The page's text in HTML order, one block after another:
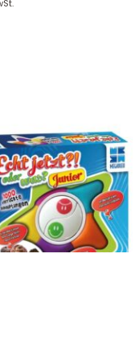
Rückgaberichtlinien
Impressum
© Holly & Claire GmbH ®